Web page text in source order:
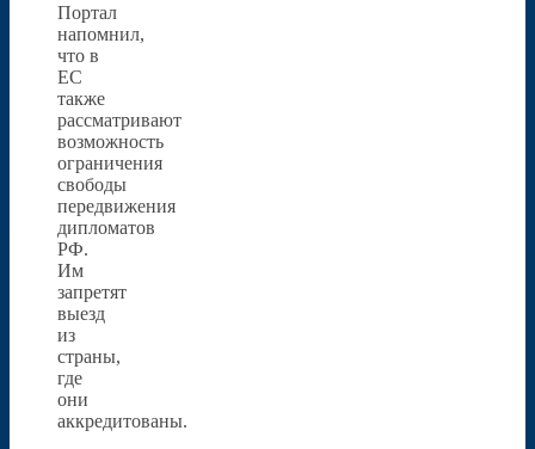
Портал
напомнил,
что в
ЕС
также
рассматривают
возможность
ограничения
свободы
передвижения
дипломатов
РФ.
Им
запретят
выезд
из
страны,
где
они
аккредитованы.